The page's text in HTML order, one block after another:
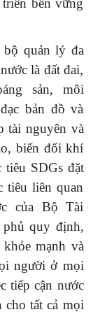
bền vững
quản lý đa
là đất đai,
sản, môi
bản đồ và
tài nguyên và
biến đổi khí
SDGs đặt
tiêu liên quan
của Bộ Tài
quy định,
mạnh và
người ở mọi
tiếp cận nước
cho tất cả mọi